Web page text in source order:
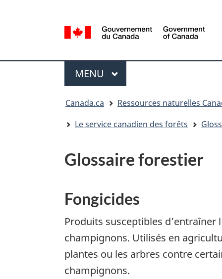
de
la
Government
MENU PRINCIPAL
Canada.ca
Ressources naturelles
Le service canadien des forêts
Glossaire forestier
Fongicides
Produits susceptibles d’entraîner
champignons. Utilisés en
plantes ou les arbres contre
champignons.